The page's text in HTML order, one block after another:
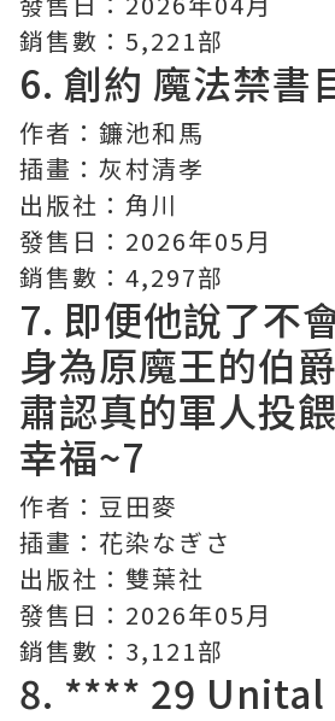
銷售數：5,221部
6. 創約 魔法禁書
作者：鐮池和馬
插畫：灰村清孝
出版社：角川
發售日：2026年05月
銷售數：4,297部
7. 即便他說了不
身為原魔王的伯
肅認真的軍人投
幸福~7
作者：豆田麥
插畫：花染なぎさ
出版社：雙葉社
發售日：2026年05月
銷售數：3,121部
8. **** 29